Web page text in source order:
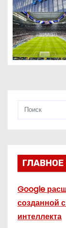
а
п
и
ГЛАВНОЕ
Google
созданной
интеллекта